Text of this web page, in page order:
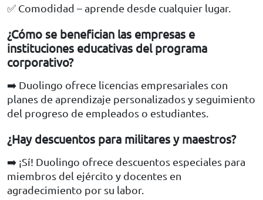
✅ Comodidad – aprende desde cualquier lugar.
¿Cómo se benefician las empresas e
instituciones educativas del programa
corporativo?
➡️ Duolingo ofrece licencias empresariales con
planes de aprendizaje personalizados y seguimiento
del progreso de empleados o estudiantes.
¿Hay descuentos para militares y maestros?
➡️ ¡Sí! Duolingo ofrece descuentos especiales para
miembros del ejército y docentes en
agradecimiento por su labor.